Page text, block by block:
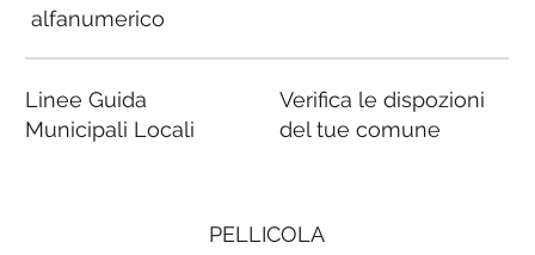
PELLICOLA
alfanumerico
Linee Guida
Municipali Locali
Verifica le dispozioni
del tue comune